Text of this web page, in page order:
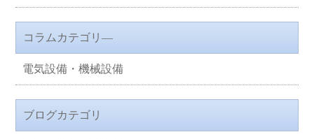
コラムカテゴリ―
電気設備・機械設備
ブログカテゴリ